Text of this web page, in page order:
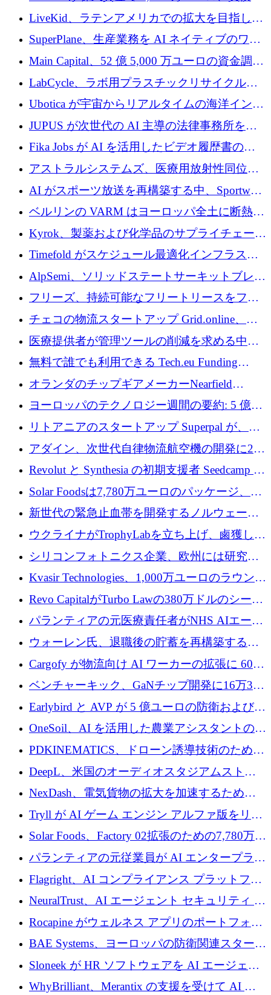
3,000 万ユーロを調達
LiveKid、ラテンアメリカでの拡大を目指して
Aldea を買収
SuperPlane、生産業務を AI ネイティブのワー
クフロー層に変えるために 260 万ドルを確保
Main Capital、52 億 5,000 万ユーロの資金調達
でエンタープライズ ソフトウェアの開発を倍
LabCycle、ラボ用プラスチックリサイクルシ
ステムを商業化し、焼却廃棄物を削減するた
めに43万ポンドを確保
Ubotica が宇宙からリアルタイムの海洋インテ
リジェンスを拡張するために 1,100 万ドルを
JUPUS が次世代の AI 主導の法律事務所を強
化するために 1,300 万ユーロを調達
Fika Jobs が AI を活用したビデオ履歴書のた
めに 400 万ドルを調達
アストラルシステムズ、医療用放射性同位元
素の世界的な不足に対処するために2,300万ポ
ンドを調達
AI がスポーツ放送を再構築する中、Sportway
が 2,000 万ユーロを調達
ベルリンの VARM はヨーロッパ全土に断熱材
を拡張するために 1,750 万ユーロを投資
Kyrok、製薬および化学品のサプライチェーン
に AI を導入するために 310 万ユーロを確保
Timefold がスケジュール最適化インフラスト
ラクチャを拡張するためにシリーズ A で
1,300 万ドルを調達
AlpSemi、ソリッドステートサーキットブレー
カー技術の進歩のために1,700万ユーロを調達
フリーズ、持続可能なフリートリースをフラ
ンス全土に拡大するために1,300万ユーロを確
保
チェコの物流スタートアップ Grid.online、配
送量が 1 年で 10 倍に増加し、400 万ユーロの
利益を獲得
医療提供者が管理ツールの削減を求める中、
a16z が Prosper AI を 3,000 万ドルで支援
無料で誰でも利用できる Tech.eu Funding
Explorer のご紹介
オランダのチップギアメーカーNearfield
Instrumentsが3億8,000万ドルを調達
ヨーロッパのテクノロジー週間の要約: 5 億
8,500 万ユーロを超える 60 以上のテクノロジ
ー資金調達取引
リトアニアのスタートアップ Superpal が、
Slack 内に構築された AI コワーカー プラット
フォームのために 50 万ユーロを調達
アダイン、次世代自律物流航空機の開発に250
万ユーロを確保
Revolut と Synthesia の初期支援者 Seedcamp が
3 億 2,000 万ドルを調達、米国に投資
Solar Foodsは7,780万ユーロのパッケージ、5
億ユーロの防衛および二重用途成長基金EDM
を開始、ヨーロッパのシリコンフォトニクス
に警告
新世代の緊急止血帯を開発するノルウェーの
スタートアップ企業を紹介する
ウクライナがTrophyLabを立ち上げ、鹵獲した
ロシア兵器を戦場の研究開発プラットフォー
ムに変える
シリコンフォトニクス企業、欧州には研究を
商業的に成功させるためのインフラが不足し
Kvasir Technologies、1,000万ユーロのラウンド
で成長を促進
Revo CapitalがTurbo Lawの380万ドルのシード
ラウンドを主導し、訴訟プラットフォームを
パランティアの元医療責任者がNHS AIエージ
ェントの立ち上げに1,000万ポンドを調達
ウォーレン氏、退職後の貯蓄を再構築するた
めに1,000万ユーロを調達
Cargofy が物流向け AI ワーカーの拡張に 600
万ドルを獲得
ベンチャーキック、GaNチップ開発に16万3千
ユーロでMinisaを支援
Earlybird と AVP が 5 億ユーロの防衛および二
重用途の成長基金である E2D を立ち上げる
OneSoil、AI を活用した農業アシスタントの拡
大に​​ 100 万ユーロを確保
PDKINEMATICS、ドローン誘導技術のために
200 万ユーロを調達
DeepL、米国のオーディオスタジアムストリ
ーミング事業Mixhaloを買収
NexDash、電気貨物の拡大を加速するために
EIT Urban Mobilityから250万ユーロを確保
Tryll が AI ゲーム エンジン アルファ版をリリ
ースし、60 万ドルのプレシード資金を確保
Solar Foods、Factory 02拡張のための7,780万ユ
ーロの資金調達パッケージを獲得
パランティアの元従業員が AI エンタープライ
ズ スタートアップの Conduct に 6,000 万ドル
を調達
Flagright、AI コンプライアンス プラットフォ
ームを拡張するためにシリーズ A で 1,250 万
ドルを確保
NeuralTrust、AI エージェント セキュリティ プ
ラットフォームの拡張に 2,000 万ドルを調達
Rocapine がウェルネス アプリのポートフォリ
オを拡大するためにシリーズ A で 1,300 万ド
ルを調達
BAE Systems、ヨーロッパの防衛関連スタート
アップの規模拡大を支援するために 5,000 万
ユーロの支援を開始
Sloneek が HR ソフトウェアを AI エージェン
トに変えるために 600 万ドルを調達
WhyBrilliant、Merantix の支援を受けて AI 求